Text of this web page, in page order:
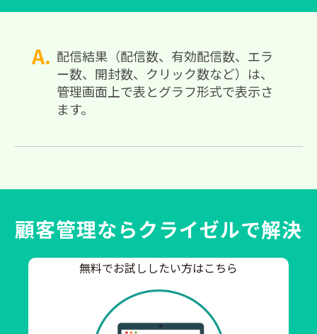
料金・プラン
CRMラボ
配信結果（配信数、有効配信数、エラ
ー数、開封数、クリック数など）は、
管理画面上で表とグラフ形式で表示さ
ます。
顧客管理ならクライゼルで解決
無料でお試ししたい方はこちら